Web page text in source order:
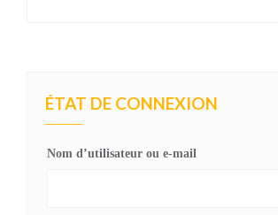
ÉTAT DE CONNEXION
Nom d’utilisateur ou e-mail